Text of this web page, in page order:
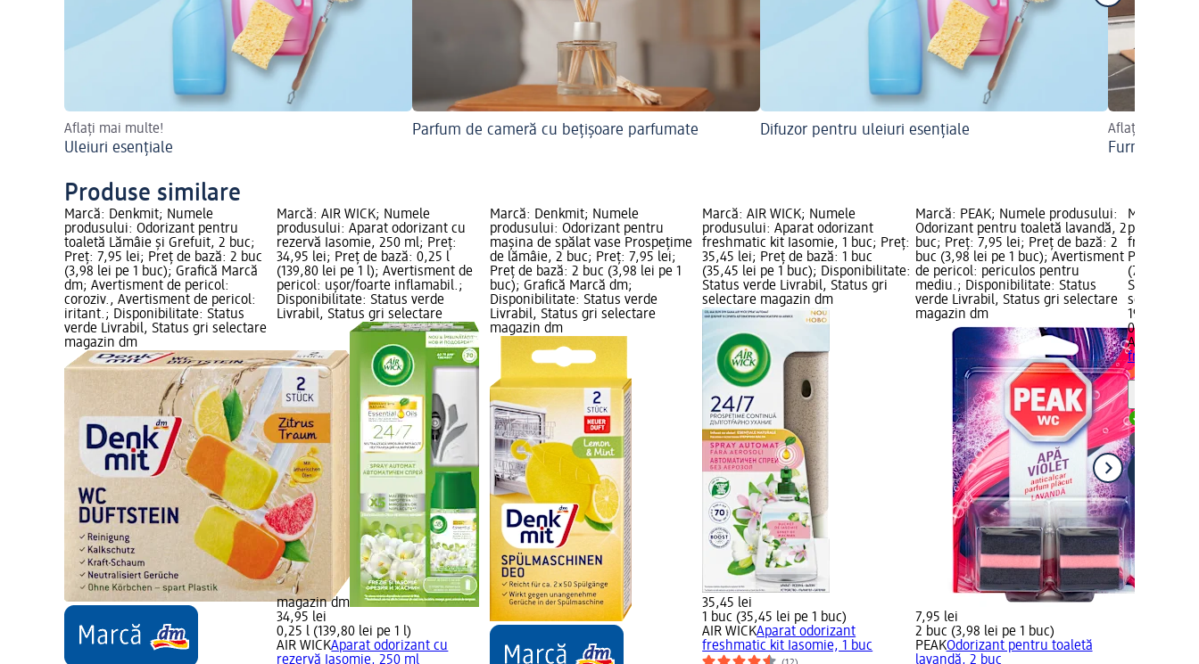
Aflați mai multe!
Uleiuri esențiale
Parfum de cameră cu bețișoare parfumate Difuzor pentru uleiuri esențiale Aflați mai
Furnici în
Produse similare
Marcă: Denkmit; Numele
produsului: Odorizant pentru
toaletă Lămâie și Grefuit, 2 buc;
Preț: 7,95 lei; Preț de bază: 2 buc
(3,98 lei pe 1 buc); Grafică Marcă
dm; Avertisment de pericol:
coroziv., Avertisment de pericol:
iritant.; Disponibilitate: Status
verde Livrabil, Status gri selectare
magazin dm
Marcă: AIR WICK; Numele
produsului: Aparat odorizant cu
rezervă Iasomie, 250 ml; Preț:
34,95 lei; Preț de bază: 0,25 l
(139,80 lei pe 1 l); Avertisment de
pericol: ușor/foarte inflamabil.;
Disponibilitate: Status verde
Livrabil, Status gri selectare
magazin dm
34,95 lei
0,25 l (139,80 lei pe 1 l)
AIR WICKAparat odorizant cu
rezervă Iasomie, 250 ml
Marcă: Denkmit; Numele
produsului: Odorizant pentru
mașina de spălat vase Prospețime
de lămâie, 2 buc; Preț: 7,95 lei;
Preț de bază: 2 buc (3,98 lei pe 1
buc); Grafică Marcă dm;
Disponibilitate: Status verde
Livrabil, Status gri selectare
magazin dm
Marcă: AIR WICK; Numele
produsului: Aparat odorizant
freshmatic kit Iasomie, 1 buc; Preț:
35,45 lei; Preț de bază: 1 buc
(35,45 lei pe 1 buc); Disponibilitate:
Status verde Livrabil, Status gri
selectare magazin dm
35,45 lei
1 buc (35,45 lei pe 1 buc)
AIR WICKAparat odorizant
freshmatic kit Iasomie, 1 buc
Marcă: PEAK; Numele produsului:
Odorizant pentru toaletă lavandă, 2
buc; Preț: 7,95 lei; Preț de bază: 2
buc (3,98 lei pe 1 buc); Avertisment
de pericol: periculos pentru
mediu.; Disponibilitate: Status
verde Livrabil, Status gri selectare
magazin dm
7,95 lei
2 buc (3,98 lei pe 1 buc)
PEAKOdorizant pentru toaletă
lavandă, 2 buc
Marcă: AIR
produsului:
freshmatic
Preț: 19,95
(79,80 lei
Status
selectare
19,95 lei
0,25 l
AIR WICK
freshmatic